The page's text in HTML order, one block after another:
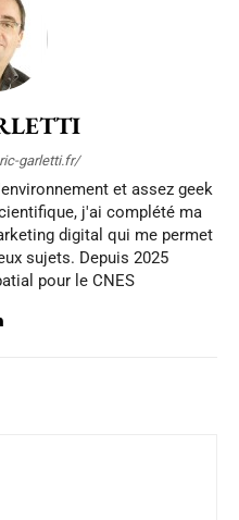
garletti.fr/
et assez geek
j'ai complété ma
digital qui me permet
sujets. Depuis 2025
pour le CNES